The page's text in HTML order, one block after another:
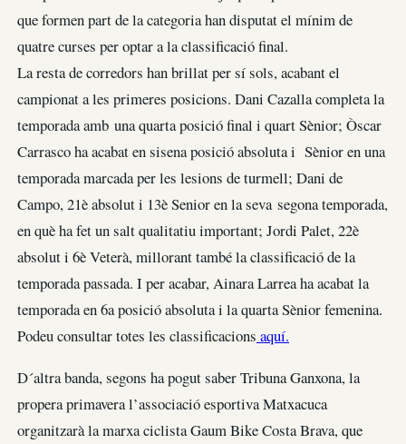
que formen part de la categoria han disputat el mínim de
quatre curses per optar a la classificació final.
La resta de corredors han brillat per sí sols, acabant el
campionat a les primeres posicions. Dani Cazalla completa la
temporada amb una quarta posició final i quart Sènior; Òscar
Carrasco ha acabat en sisena posició absoluta i Sènior en una
temporada marcada per les lesions de turmell; Dani de
Campo, 21è absolut i 13è Senior en la seva segona temporada,
en què ha fet un salt qualitatiu important; Jordi Palet, 22è
absolut i 6è Veterà, millorant també la classificació de la
temporada passada. I per acabar, Ainara Larrea ha acabat la
temporada en 6a posició absoluta i la quarta Sènior femenina.
Podeu consultar totes les classificacions aquí.
D´altra banda, segons ha pogut saber Tribuna Ganxona, la
propera primavera l’associació esportiva Matxacuca
organitzarà la marxa ciclista Gaum Bike Costa Brava, que